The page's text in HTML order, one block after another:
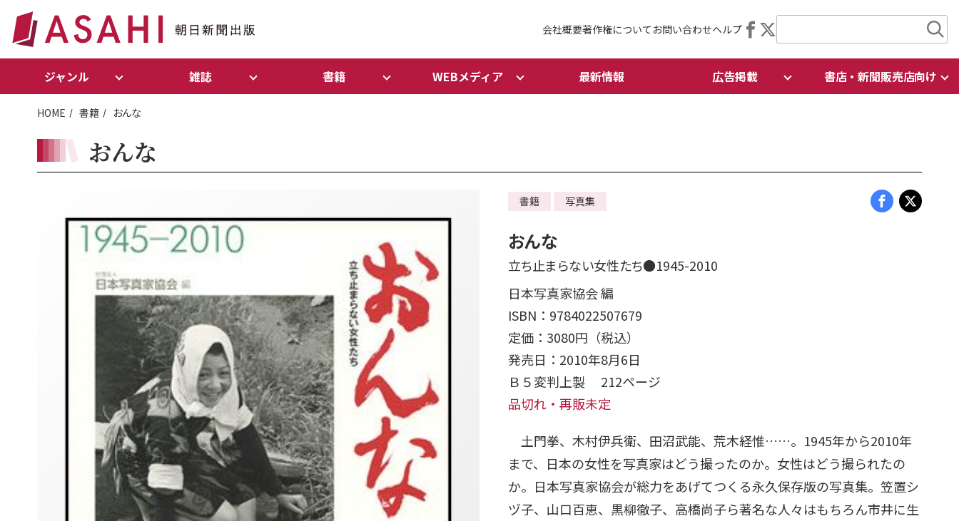
会社概要著作権について お問い合わせヘルプ
ジャンル 雑誌 書籍 WEBメディア 最新情報 広告掲載 書店・新聞販売店向け
HOME 書籍 おんな
おんな
書籍 写真集
おんな
立ち止まらない女性たち●1945-2010
日本写真家協会 編
ISBN：9784022507679
定価：3080円（税込）
発売日：2010年8月6日
Ｂ５変判上製 212ページ
品切れ・再販未定
土門拳、木村伊兵衛、田沼武能、荒木経惟……。1945年から2010年
まで、日本の女性を写真家はどう撮ったのか。女性はどう撮られたの
か。日本写真家協会が総力をあげてつくる永久保存版の写真集。笠置シ
ヅ子、山口百恵、黒柳徹子、高橋尚子ら著名な人々はもちろん市井に生